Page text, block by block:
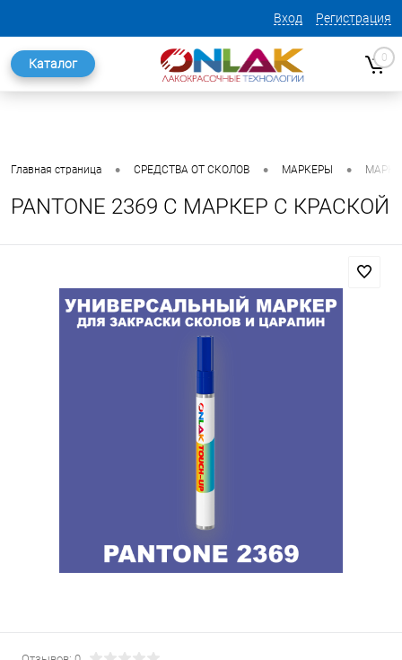
Вход Регистрация
Каталог 0
Главная страница • СРЕДСТВА ОТ СКОЛОВ • МАРКЕРЫ •
PANTONE 2369 C МАРКЕР С КРАСКОЙ